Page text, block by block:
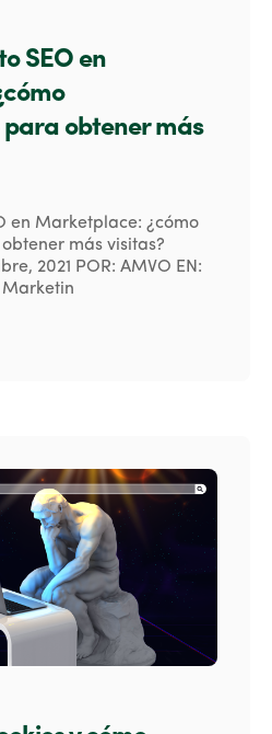
SEO en
obtener más
en Marketplace: ¿cómo
más visitas?
2021 POR: AMVO EN:
Marketin